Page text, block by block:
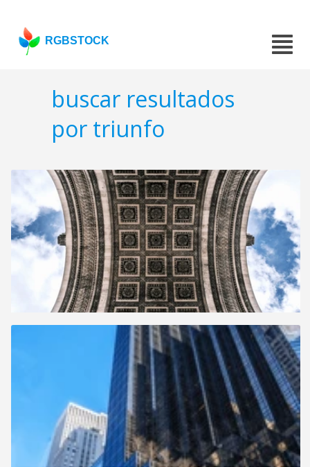
RGBSTOCK
buscar resultados
por triunfo